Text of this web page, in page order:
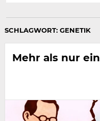
SCHLAGWORT: GENETIK
Mehr als nur